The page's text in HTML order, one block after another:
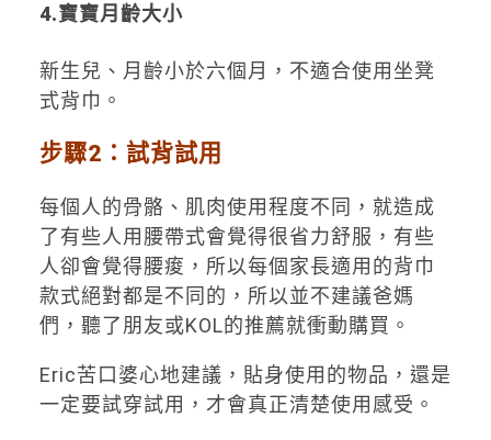
4.寶寶月齡大小
新生兒、月齡小於六個月，不適合使用坐凳
式背巾。
步驟2：試背試用
每個人的骨骼、肌肉使用程度不同，就造成
了有些人用腰帶式會覺得很省力舒服，有些
人卻會覺得腰痠，所以每個家長適用的背巾
款式絕對都是不同的，所以並不建議爸媽
們，聽了朋友或KOL的推薦就衝動購買。
Eric苦口婆心地建議，貼身使用的物品，還是
一定要試穿試用，才會真正清楚使用感受。